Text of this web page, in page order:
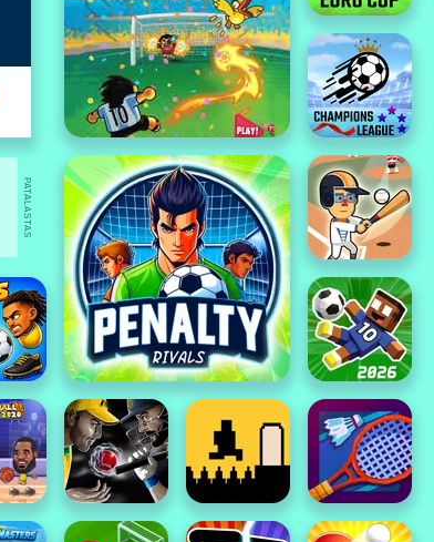
PATALASTAS